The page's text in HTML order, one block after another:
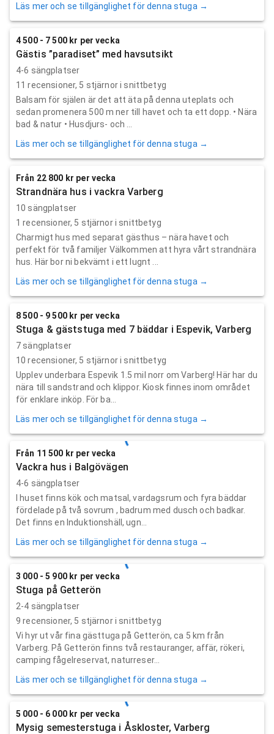
Läs mer och se tillgänglighet för denna stuga →
4 500 - 7 500 kr per vecka
Gästis ”paradiset” med havsutsikt
4-6 sängplatser
11 recensioner, 5 stjärnor i snittbetyg
Balsam för själen är det att äta på denna uteplats och
sedan promenera 500 m ner till havet och ta ett dopp. • Nära
bad & natur • Husdjurs- och ...
Läs mer och se tillgänglighet för denna stuga →
Från 22 800 kr per vecka
Strandnära hus i vackra Varberg
10 sängplatser
1 recensioner, 5 stjärnor i snittbetyg
Charmigt hus med separat gästhus – nära havet och
perfekt för två familjer Välkommen att hyra vårt strandnära
hus. Här bor ni bekvämt i ett lugnt ...
Läs mer och se tillgänglighet för denna stuga →
8 500 - 9 500 kr per vecka
Stuga & gäststuga med 7 bäddar i Espevik, Varberg
7 sängplatser
10 recensioner, 5 stjärnor i snittbetyg
Upplev underbara Espevik 1.5 mil norr om Varberg! Här har du
nära till sandstrand och klippor. Kiosk finnes inom området
för enklare inköp. För ba...
Läs mer och se tillgänglighet för denna stuga →
Från 11 500 kr per vecka
Vackra hus i Balgövägen
4-6 sängplatser
I huset finns kök och matsal, vardagsrum och fyra bäddar
fördelade på två sovrum , badrum med dusch och badkar.
Det finns en Induktionshäll, ugn...
Läs mer och se tillgänglighet för denna stuga →
3 000 - 5 900 kr per vecka
Stuga på Getterön
2-4 sängplatser
9 recensioner, 5 stjärnor i snittbetyg
Vi hyr ut vår fina gästtuga på Getterön, ca 5 km från
Varberg. På Getterön finns två restauranger, affär, rökeri,
camping fågelreservat, naturreser...
Läs mer och se tillgänglighet för denna stuga →
5 000 - 6 000 kr per vecka
Mysig semesterstuga i Åskloster, Varberg